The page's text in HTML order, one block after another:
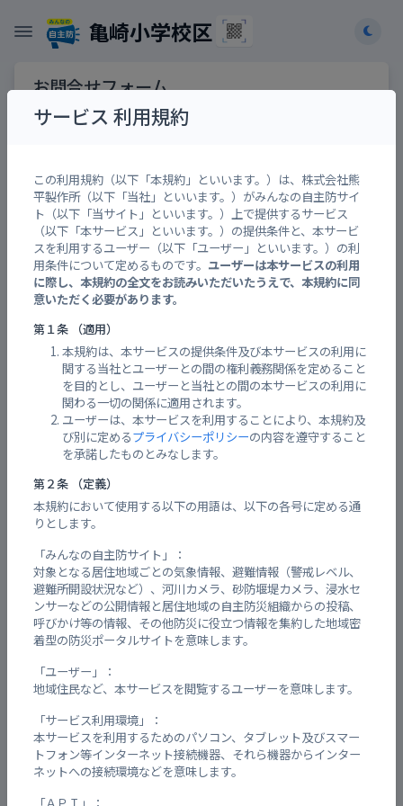
亀崎小学校区
サービス 利用規約
この利用規約（以下「本規約」といいます。）は、株式会社熊
平製作所（以下「当社」といいます。）がみんなの自主防サイ
ト（以下「当サイト」といいます。）上で提供するサービス
（以下「本サービス」といいます。）の提供条件と、本サービ
スを利用するユーザー（以下「ユーザー」といいます。）の利
用条件について定めるものです。 ユーザーは本サービスの利用
に際し、本規約の全文をお読みいただいたうえで、本規約に同
意いただく必要があります。
第１条 （適用）
本規約は、本サービスの提供条件及び本サービスの利用に
関する当社とユーザーとの間の権利義務関係を定めること
を目的とし、ユーザーと当社との間の本サービスの利用に
関わる一切の関係に適用されます。
ユーザーは、本サービスを利用することにより、本規約及
び別に定めるプライバシーポリシーの内容を遵守すること
を承諾したものとみなします。
第２条 （定義）
本規約において使用する以下の用語は、以下の各号に定める通
りとします。
「みんなの自主防サイト」：
対象となる居住地域ごとの気象情報、避難情報（警戒レベル、
避難所開設状況など）、河川カメラ、砂防堰堤カメラ、浸水セ
ンサーなどの公開情報と居住地域の自主防災組織からの投稿、
呼びかけ等の情報、その他防災に役立つ情報を集約した地域密
着型の防災ポータルサイトを意味します。
「ユーザー」：
地域住民など、本サービスを閲覧するユーザーを意味します。
「サービス利用環境」：
本サービスを利用するためのパソコン、タブレット及びスマー
トフォン等インターネット接続機器、それら機器からインター
ネットへの接続環境などを意味します。
「ＡＰＩ」：
お問合せフォーム
機能の追加リクエスト、企業・団体・自治体との
コラボレーション企画も承ります。
お問合せ内容【必須】
添付ファイル
お名前【必須】
ふりがな【必須】
Email【必須】